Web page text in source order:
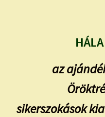
az
sikerszokások